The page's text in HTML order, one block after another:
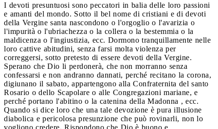
I devoti presuntuosi sono peccatori in balia delle loro passioni
e amanti del mondo. Sotto il bel nome di cristiani e di devoti
della Vergine santa nascondono o l'orgoglio o l'avarizia o
l'impurità o l'ubriachezza o la collera o la bestemmia o la
maldicenza o l'ingiustizia, ecc. Dormono tranquillamente nelle
loro cattive abitudini, senza farsi molta violenza per
correggersi, sotto pretesto di essere devoti della Vergine.
Sperano che Dio li perdonerà, che non morranno senza
confessarsi e non andranno dannati, perché recitano la corona,
digiunano il sabato, appartengono alla Confraternita del santo
Rosario o dello Scapolare o alle Congregazioni mariane, e
perché portano l'abitino o la catenina della Madonna , ecc.
Quando si dice loro che una tale devozione è pura illusione
diabolica e pericolosa presunzione che può rovinarli, non lo
vogliono credere. Rispondono che Dio è buono e